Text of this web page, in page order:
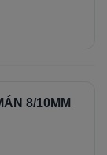
8/10MM